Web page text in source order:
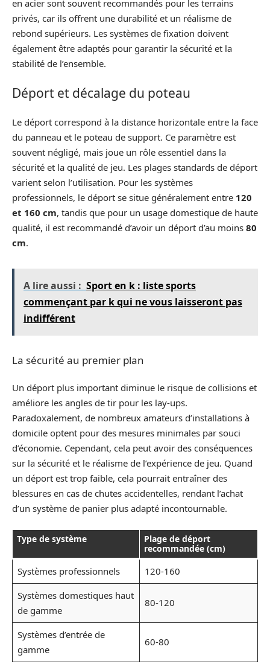
en acier sont souvent recommandés pour les terrains
privés, car ils offrent une durabilité et un réalisme de
rebond supérieurs. Les systèmes de fixation doivent
également être adaptés pour garantir la sécurité et la
stabilité de l’ensemble.
Déport et décalage du poteau
Le déport correspond à la distance horizontale entre la face
du panneau et le poteau de support. Ce paramètre est
souvent négligé, mais joue un rôle essentiel dans la
sécurité et la qualité de jeu. Les plages standards de déport
varient selon l’utilisation. Pour les systèmes
professionnels, le déport se situe généralement entre 120
et 160 cm, tandis que pour un usage domestique de haute
qualité, il est recommandé d’avoir un déport d’au moins 80
cm.
A lire aussi : Sport en k : liste sports
commençant par k qui ne vous laisseront pas
indifférent
La sécurité au premier plan
Un déport plus important diminue le risque de collisions et
améliore les angles de tir pour les lay-ups.
Paradoxalement, de nombreux amateurs d’installations à
domicile optent pour des mesures minimales par souci
d’économie. Cependant, cela peut avoir des conséquences
sur la sécurité et le réalisme de l’expérience de jeu. Quand
un déport est trop faible, cela pourrait entraîner des
blessures en cas de chutes accidentelles, rendant l’achat
d’un système de panier plus adapté incontournable.
Type de système
Plage de déport
recommandée (cm)
Systèmes professionnels
120-160
Systèmes domestiques haut
de gamme
80-120
Systèmes d’entrée de
gamme
60-80